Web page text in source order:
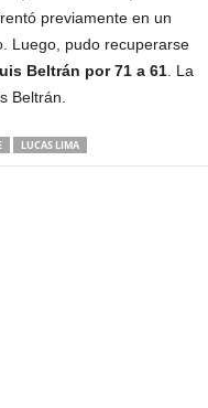
previamente en un
Luego, pudo recuperarse
Beltrán por 71 a 61 . La
Beltrán.
LUCAS LIMA